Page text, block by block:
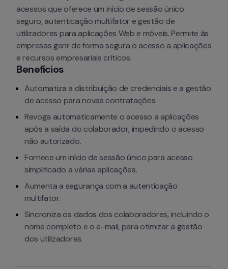
acessos que oferece um início de sessão único
seguro, autenticação multifator e gestão de
utilizadores para aplicações Web e móveis. Permite às
empresas gerir de forma segura o acesso a aplicações
e recursos empresariais críticos.
Benefícios
Automatiza a distribuição de credenciais e a gestão
de acesso para novas contratações.
Revoga automaticamente o acesso a aplicações
após a saída do colaborador, impedindo o acesso
não autorizado.
Fornece um início de sessão único para acesso
simplificado a várias aplicações.
Aumenta a segurança com a autenticação
multifator.
Sincroniza os dados dos colaboradores, incluindo o
nome completo e o e-mail, para otimizar a gestão
dos utilizadores.